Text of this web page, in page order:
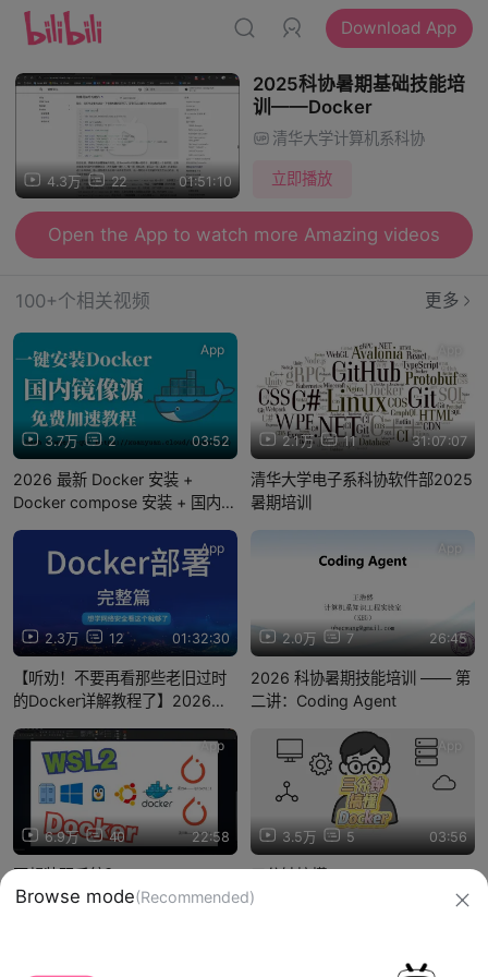
Download App
4.3万 22 01:51:10
2025科协暑期基础技能培
训——Docker
清华大学计算机系科协
立即播放
Open the App to watch more Amazing videos
100+个相关视频 更多
3.7万 2 03:52
App
2026 最新 Docker 安装 +
Docker compose 安装 + 国内镜
2.1万 11 31:07:07
清华大学电子系科协软件部2025
暑期培训
2.3万 12 01:32:30
App
【听劝！不要再看那些老旧过时
的Docker详解教程了】2026巨
白最新版全套教程
2.0万 7 26:45
App
2026 科协暑期技能培训 —— 第
二讲：Coding Agent
6.9万 40 22:58
App
不想装双系统？
WSL2+Docker，科学开发环境
3.5万 5 03:56
App
三分钟搞懂Docker
Browse mode(Recommended)